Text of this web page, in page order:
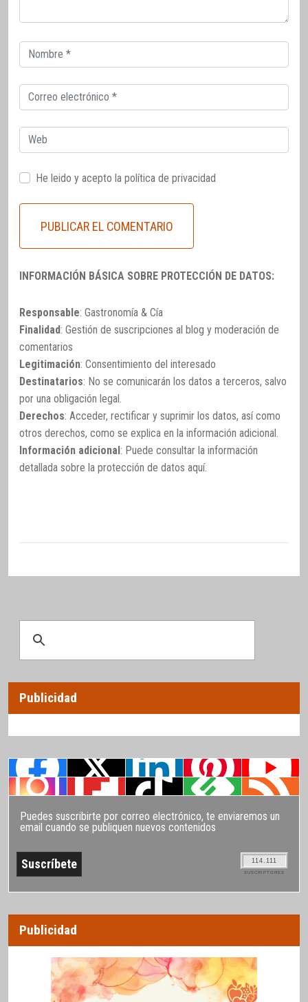
Correo
electrónico
Correo
electrónico
Web
He leido y acepto la política de privacidad
INFORMACIÓN BÁSICA SOBRE PROTECCIÓN DE DATOS:
Responsable: Gastronomía & Cía
Finalidad: Gestión de suscripciones al blog y moderación de
comentarios
Legitimación: Consentimiento del interesado
Destinatarios: No se comunicarán los datos a terceros, salvo
por una obligación legal.
Derechos: Acceder, rectificar y suprimir los datos, así como
otros derechos, como se explica en la información adicional.
Información adicional: Puede consultar la información
detallada sobre la protección de datos aquí.
Publicidad
Puedes suscribirte por correo electrónico, te enviaremos un
email cuando se publiquen nuevos contenidos
114.111
SUSCRIPTORES
Publicidad